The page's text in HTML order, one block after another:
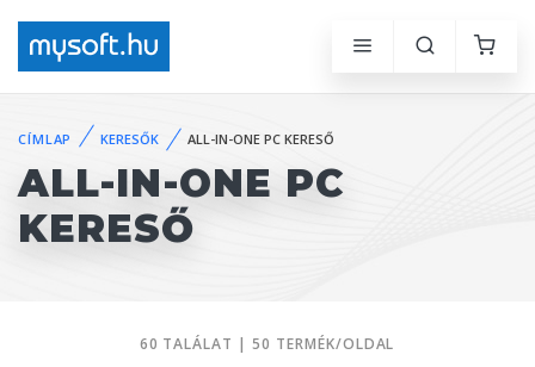
CÍMLAP KERESŐK ALL-IN-ONE PC KERESŐ
ALL-IN-ONE PC
KERESŐ
60 TALÁLAT | 50 TERMÉK/OLDAL